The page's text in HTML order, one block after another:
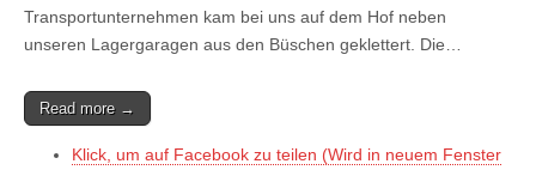
Transportunternehmen kam bei uns auf dem Hof neben
unseren Lagergaragen aus den Büschen geklettert. Die…
Read more →
Klick, um auf Facebook zu teilen (Wird in neuem Fenster